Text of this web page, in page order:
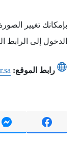
بإمكانك تغيير
الدخول إلى الرابط
رابط الموقع: